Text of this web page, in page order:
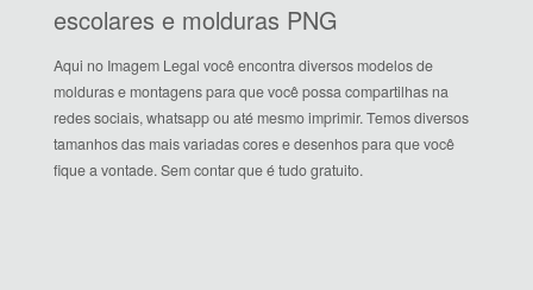
escolares e molduras PNG
Aqui no Imagem Legal você encontra diversos modelos de
molduras e montagens para que você possa compartilhas na
redes sociais, whatsapp ou até mesmo imprimir. Temos diversos
tamanhos das mais variadas cores e desenhos para que você
fique a vontade. Sem contar que é tudo gratuito.